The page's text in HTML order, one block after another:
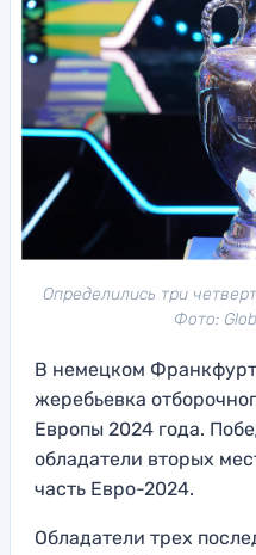
Определились три
Фото:
В немецком
жеребьевка
Европы 2024 года.
обладатели вторых
часть Евро-2024.
Обладатели трех